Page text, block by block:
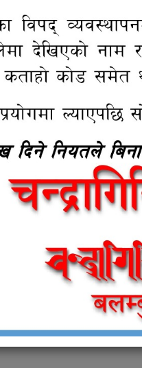
२०८०/०१/०८ गतेको
२०८०/०१/०८ गतेको
(मिति २०८०/०१/